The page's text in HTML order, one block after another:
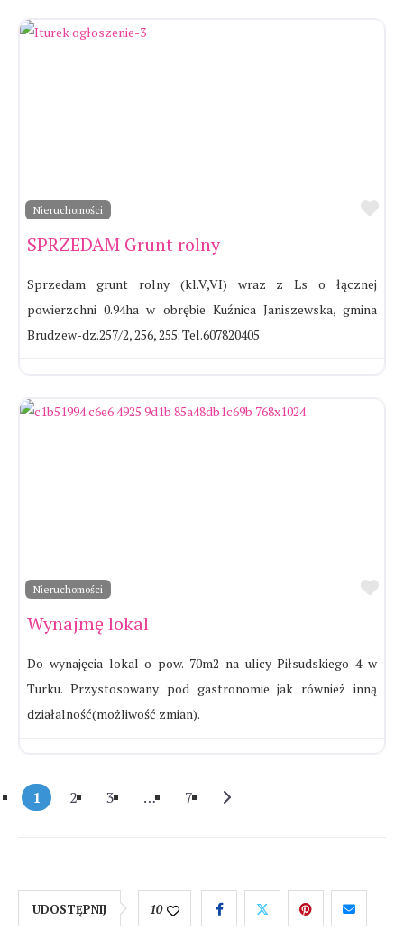
Nieruchomości
SPRZEDAM Grunt rolny
Sprzedam grunt rolny (kl.V,VI) wraz z Ls o łącznej
powierzchni 0.94ha w obrębie Kuźnica Janiszewska, gmina
Brudzew-dz.257/2, 256, 255. Tel.607820405
Nieruchomości
Wynajmę lokal
Do wynajęcia lokal o pow. 70m2 na ulicy Piłsudskiego 4 w
Turku. Przystosowany pod gastronomie jak również inną
działalność(możliwość zmian).
1 2 3 … 7 Older posts
UDOSTĘPNIJ 10